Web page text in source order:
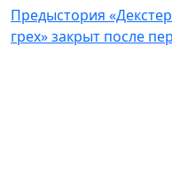
Предыстория
грех» закрыт после